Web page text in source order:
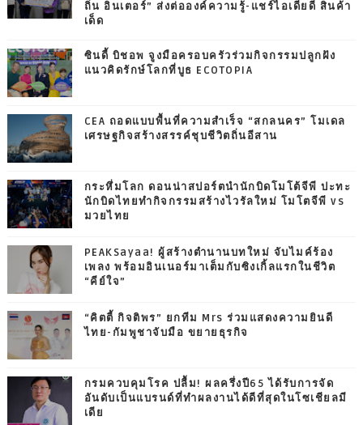
ถิ่น อินเตอร์” ส่งต่อองค์ความรู้-แชร์ไอเดียดี สินค้า
เด็ด
ซินดี้ บิชอพ จูงมือครอบครัวร่วมกิจกรรมปลูกฝัง
แนวคิดรักษ์โลกที่บูธ ECOTOPIA
CEA ถอดแบบพื้นที่ความสำเร็จ “สกลนคร” โมเดล
เศรษฐกิจสร้างสรรค์ชุบชีวิตถิ่นอีสาน
กระหึ่มโลก ดอนน่าสปอร์ตนำนักบิดโมโต้จีพี ปะทะ
นักบิดไทยทำกิจกรรมสร้างไวรัลใหม่ โมโตจีพี vs
มวยไทย
PEAKSayaa! ผู้สร้างตำนานบทใหม่ จับไมค์ร้อง
เพลง พร้อมอินเนอร์มาเต็มกับซิงเกิ้ลแรกในชีวิต
“คีย์ใจ”
“คิตตี้ กิจติพร” ยกทีม Mrs ร่วมแสดงความยินดี
ไทย-กัมพูชาจับมือ ขยายธุรกิจ
กรมควบคุมโรค ปลื้ม! ผลครึ่งปี65 ได้รับการจัด
อันดับเป็นแบรนด์ที่ทำผลงานได้ดีที่สุดในโซเชียลมี
เดีย